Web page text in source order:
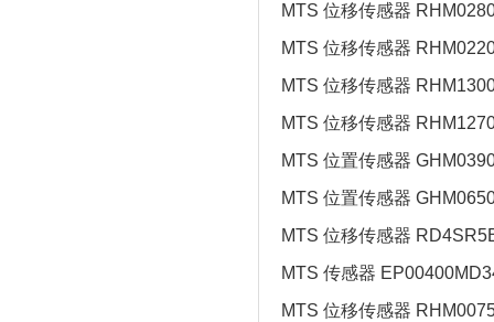
MTS 位移传感器
MTS 位移传感器
MTS 位移传感器
MTS 位移传感器
MTS 位置传感器
MTS 位置传感器
MTS 位移传感器
MTS 传感器
MTS 位移传感器